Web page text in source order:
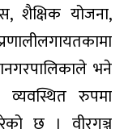
शैक्षिक योजना,
भने
व्यवस्थित रुपमा